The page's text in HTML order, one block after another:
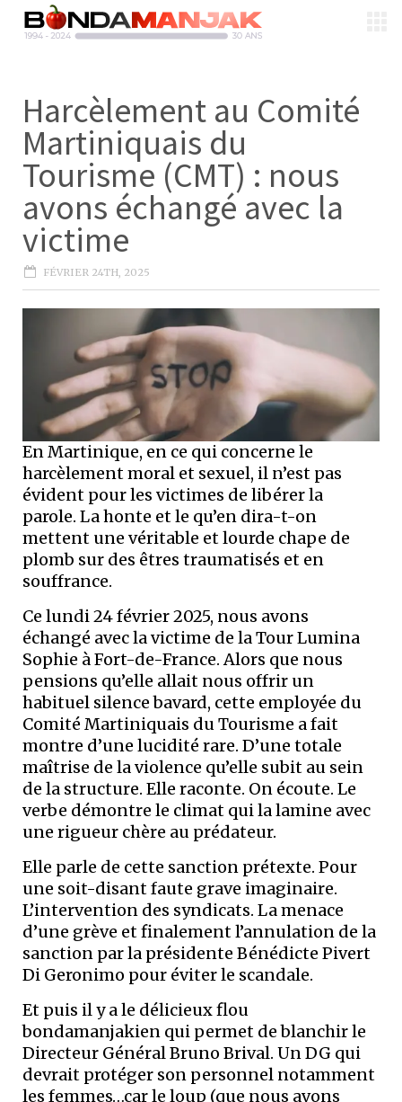
Harcèlement au Comité
Martiniquais du
Tourisme (CMT) : nous
avons échangé avec la
victime
FÉVRIER 24TH, 2025
En Martinique, en ce qui concerne le
harcèlement moral et sexuel, il n’est pas
évident pour les victimes de libérer la
parole. La honte et le qu’en dira-t-on
mettent une véritable et lourde chape de
plomb sur des êtres traumatisés et en
souffrance.
Ce lundi 24 février 2025, nous avons
échangé avec la victime de la Tour Lumina
Sophie à Fort-de-France. Alors que nous
pensions qu’elle allait nous offrir un
habituel silence bavard, cette employée du
Comité Martiniquais du Tourisme a fait
montre d’une lucidité rare. D’une totale
maîtrise de la violence qu’elle subit au sein
de la structure. Elle raconte. On écoute. Le
verbe démontre le climat qui la lamine avec
une rigueur chère au prédateur.
Elle parle de cette sanction prétexte. Pour
une soit-disant faute grave imaginaire.
L’intervention des syndicats. La menace
d’une grève et finalement l’annulation de la
sanction par la présidente Bénédicte Pivert
Di Geronimo pour éviter le scandale.
Et puis il y a le délicieux flou
bondamanjakien qui permet de blanchir le
Directeur Général Bruno Brival. Un DG qui
devrait protéger son personnel notamment
les femmes…car le loup (que nous avons